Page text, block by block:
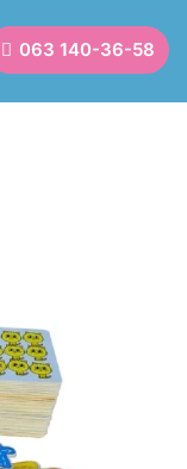
063 140-36-58